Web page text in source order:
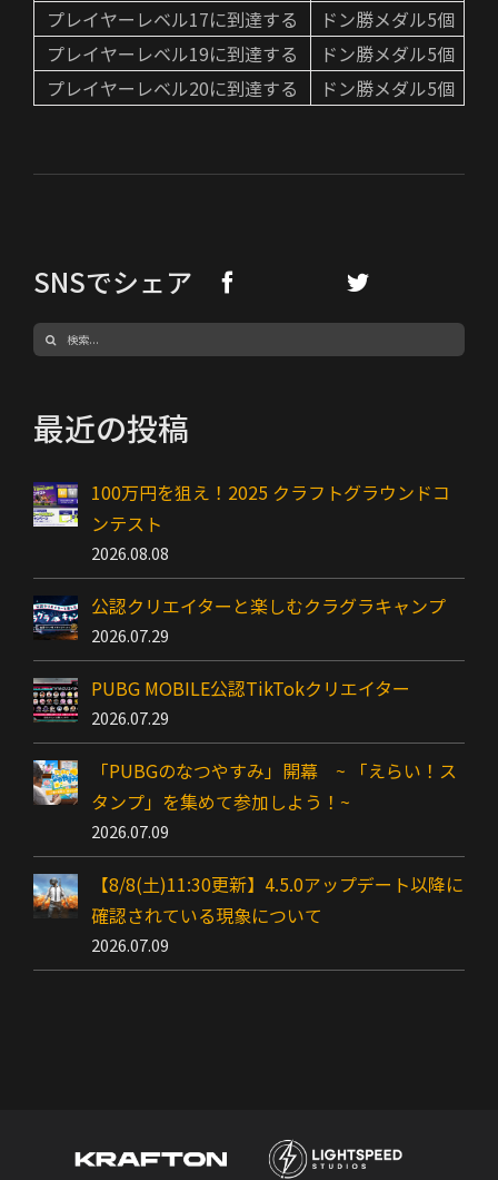
プレイヤーレベル17に到達する
ドン勝メダル5個
プレイヤーレベル19に到達する
ドン勝メダル5個
プレイヤーレベル20に到達する
ドン勝メダル5個
SNSでシェア
検
最近の投稿
100万円を狙え！2025 クラフトグラウンドコ
ンテスト
2026.08.08
公認クリエイターと楽しむクラグラキャンプ
2026.07.29
PUBG MOBILE公認TikTokクリエイター
2026.07.29
「PUBGのなつやすみ」開幕 ~ 「えらい！ス
タンプ」を集めて参加しよう！~
2026.07.09
【8/8(土)11:30更新】4.5.0アップデート以降に
確認されている現象について
2026.07.09